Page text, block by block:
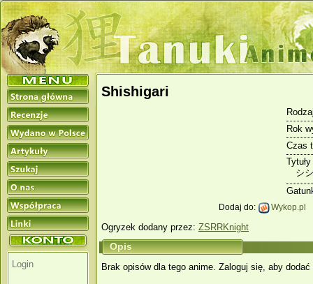
Shishigari
Rok
Czas
シ
Dodaj do: Wykop.pl
Ogryzek dodany przez: ZSRRKnight
Opis
Brak opisów dla tego anime. Zaloguj się, aby